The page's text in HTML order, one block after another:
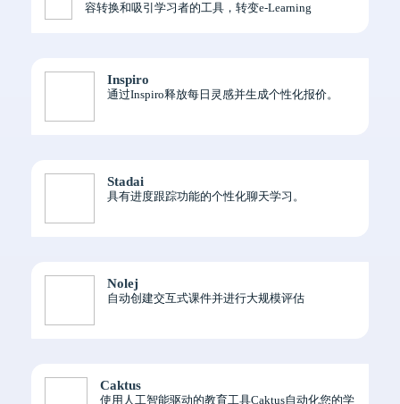
容转换和吸引学习者的工具，转变e-Learning
Inspiro
通过Inspiro释放每日灵感并生成个性化报价。
Stadai
具有进度跟踪功能的个性化聊天学习。
Nolej
自动创建交互式课件并进行大规模评估
Caktus
使用人工智能驱动的教育工具Caktus自动化您的学